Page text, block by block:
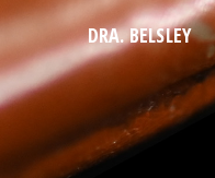
DRA. BELSLEY
FILOSOFÍA
CREDENCIALES